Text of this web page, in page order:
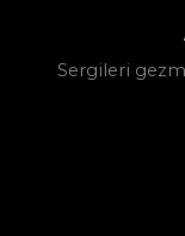
Sergileri